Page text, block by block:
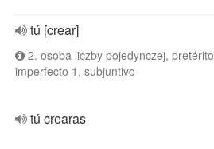
tú [crear]
2. osoba liczby pojedynczej, pretérito
imperfecto 1, subjuntivo
tú crearas